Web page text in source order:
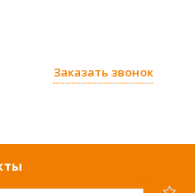
Заказать звонок